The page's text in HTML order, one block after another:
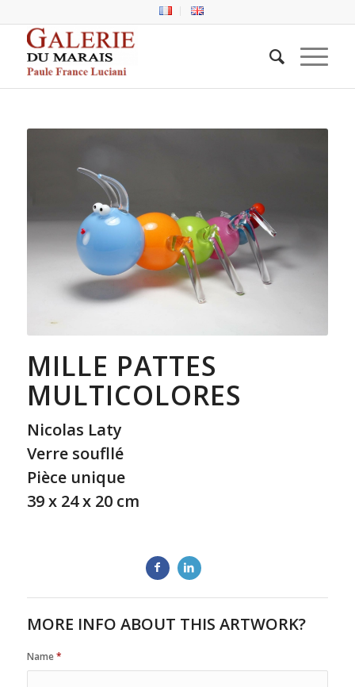
MILLE PATTES
MULTICOLORES
Nicolas Laty
Verre soufllé
Pièce unique
39 x 24 x 20 cm
MORE INFO ABOUT THIS ARTWORK?
Name*